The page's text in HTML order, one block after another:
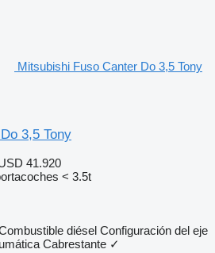
Mitsubishi Fuso Canter Do 3,5 Tony
3,5 Tony
41.920
< 3.5t
diésel Configuración del eje
Cabrestante ✓